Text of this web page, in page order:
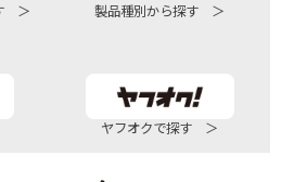
＞ 製品種別から探す ＞
ヤフオクで探す ＞